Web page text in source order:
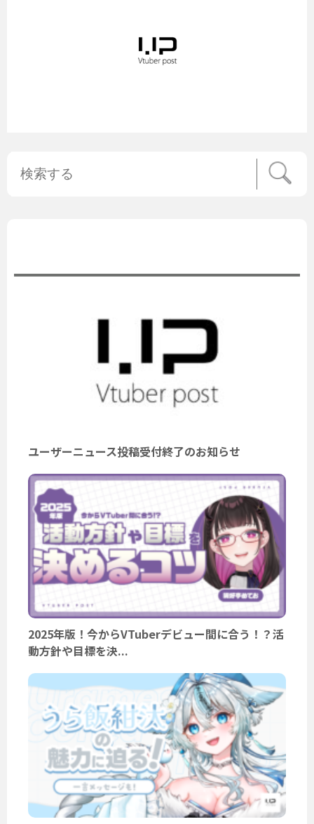
ユーザーニュース投稿受付終了のお知らせ
2025年版！今からVTuberデビュー間に合う！？活
動方針や目標を決...